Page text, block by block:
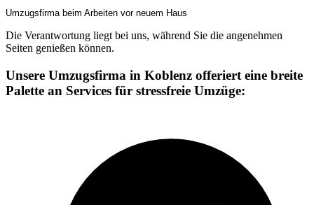
Umzugsfirma beim Arbeiten vor neuem Haus
Die Verantwortung liegt bei uns, während Sie die angenehmen
Seiten genießen können.
Unsere Umzugsfirma in Koblenz offeriert eine breite
Palette an Services für stressfreie Umzüge: